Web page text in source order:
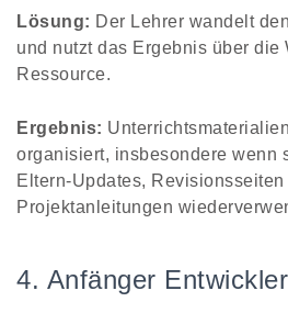
Lösung: Der Lehrer wandelt
und nutzt das Ergebnis über die
Ressource.
Ergebnis:
organisiert, insbesondere wenn
Eltern-Updates, Revisionsseiten
Projektanleitungen
4. Anfänger